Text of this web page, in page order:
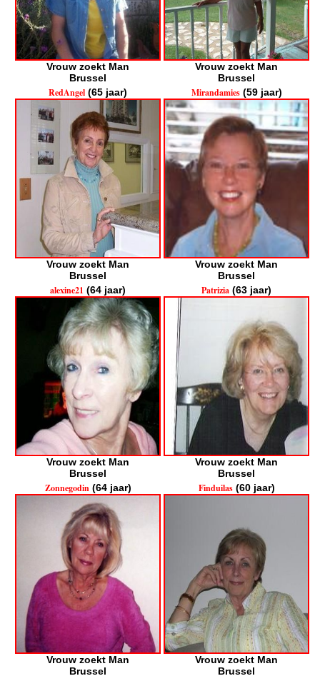
Vrouw zoekt Man
Brussel
Vrouw zoekt Man
Brussel
RedAngel (65 jaar)
Vrouw zoekt Man
Brussel
Mirandamies(59 jaar)
Vrouw zoekt Man
Brussel
alexine21 (64 jaar)
Vrouw zoekt Man
Brussel
Patrizia (63 jaar)
Vrouw zoekt Man
Brussel
Zonnegodin(64 jaar)
Vrouw zoekt Man
Brussel
Finduilas(60 jaar)
Vrouw zoekt Man
Brussel